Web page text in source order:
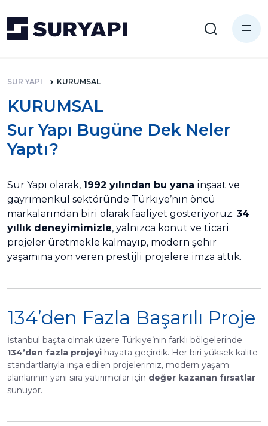
SUR YAPI KURUMSAL
KURUMSAL
Sur Yapı Bugüne Dek Neler
Yaptı?
Sur Yapı olarak, 1992 yılından bu yana inşaat ve
gayrimenkul sektöründe Türkiye’nin öncü
markalarından biri olarak faaliyet gösteriyoruz. 34
yıllık deneyimimizle, yalnızca konut ve ticari
projeler üretmekle kalmayıp, modern şehir
yaşamına yön veren prestijli projelere imza attık.
134’den Fazla Başarılı Proje
İstanbul başta olmak üzere Türkiye’nin farklı bölgelerinde
134’den fazla projeyi hayata geçirdik. Her biri yüksek kalite
standartlarıyla inşa edilen projelerimiz, modern yaşam
alanlarının yanı sıra yatırımcılar için değer kazanan fırsatlar
sunuyor.